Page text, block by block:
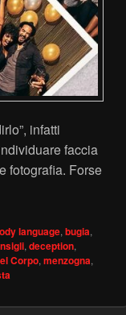
infatti
faccia
fotografia. Forse
di una persona
language, bugia,
, deception,
Corpo, menzogna,